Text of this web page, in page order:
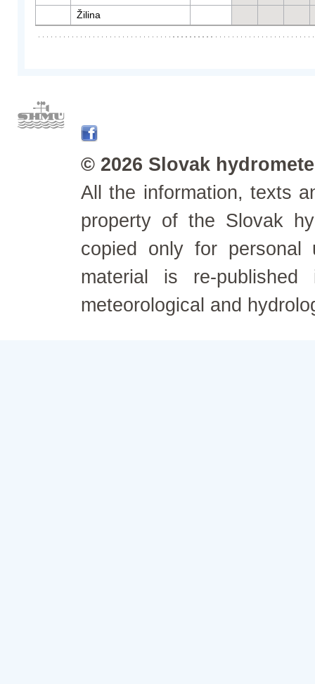
Žilina
© 2026 Slovak
All the information, texts
property of the Slovak
copied only for personal
material is re-
meteorological and